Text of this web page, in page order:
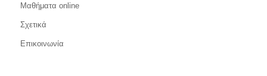
Μαθήματα online
Σχετικά
Επικοινωνία